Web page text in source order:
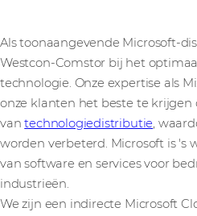
Als toonaangevende Microsoft-
Westcon-Comstor bij het
technologie. Onze expertise als
onze klanten het beste te krijgen
vantechnologiedistributie,
worden verbeterd. Microsoft is 's
van software en services voor
industrieën.
We zijn een indirecte Microsoft